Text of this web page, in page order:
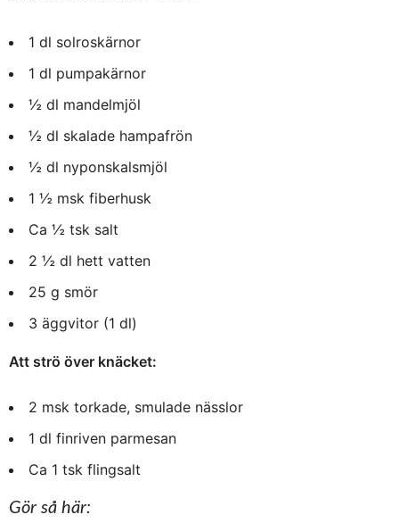
1 dl solroskärnor
1 dl pumpakärnor
½ dl mandelmjöl
½ dl skalade hampafrön
½ dl nyponskalsmjöl
1 ½ msk fiberhusk
Ca ½ tsk salt
2 ½ dl hett vatten
25 g smör
3 äggvitor (1 dl)
Att strö över knäcket:
2 msk torkade, smulade nässlor
1 dl finriven parmesan
Ca 1 tsk flingsalt
Gör så här: